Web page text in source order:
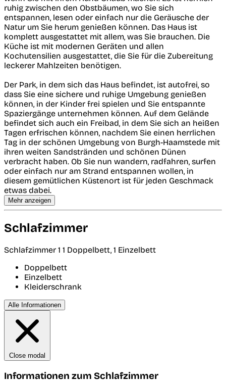
ruhig zwischen den Obstbäumen, wo Sie sich
entspannen, lesen oder einfach nur die Geräusche der
Natur um Sie herum genießen können. Das Haus ist
komplett ausgestattet mit allem, was Sie brauchen. Die
Küche ist mit modernen Geräten und allen
Kochutensilien ausgestattet, die Sie für die Zubereitung
leckerer Mahlzeiten benötigen.
Der Park, in dem sich das Haus befindet, ist autofrei, so
dass Sie eine sichere und ruhige Umgebung genießen
können, in der Kinder frei spielen und Sie entspannte
Spaziergänge unternehmen können. Auf dem Gelände
befindet sich auch ein Freibad, in dem Sie sich an heißen
Tagen erfrischen können, nachdem Sie einen herrlichen
Tag in der schönen Umgebung von Burgh-Haamstede mit
ihren weiten Sandstränden und schönen Dünen
verbracht haben. Ob Sie nun wandern, radfahren, surfen
oder einfach nur am Strand entspannen wollen, in
diesem gemütlichen Küstenort ist für jeden Geschmack
etwas dabei.
Mehr anzeigen
Schlafzimmer
Schlafzimmer 1 1 Doppelbett, 1 Einzelbett
Doppelbett
Einzelbett
Kleiderschrank
Alle Informationen
Close modal
Informationen zum Schlafzimmer